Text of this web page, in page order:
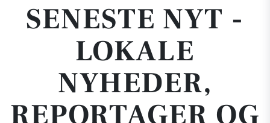
SENESTE NYT -
LOKALE
NYHEDER,
REPORTAGER OG